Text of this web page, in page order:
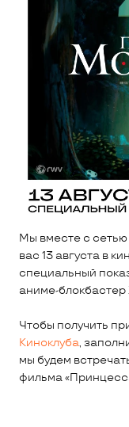
Мы вместе с
вас 13 августа в
специальный
аниме-
Чтобы получить
Киноклуба,
мы будем
фильма